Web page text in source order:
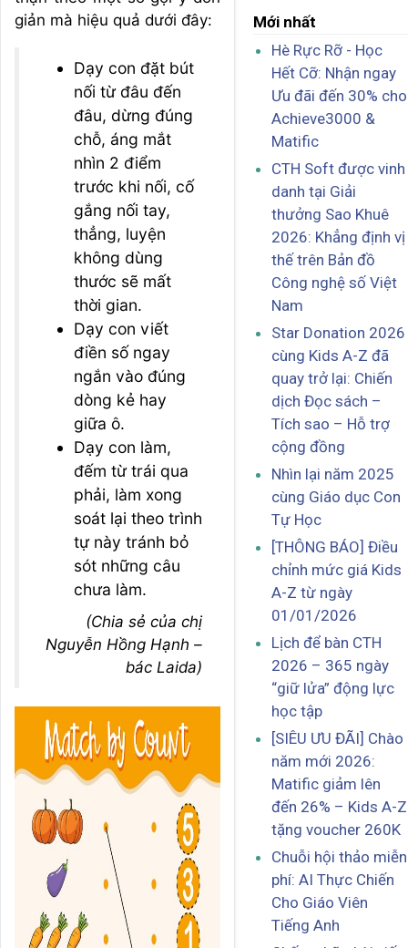
giản mà hiệu quả dưới đây:
Dạy con đặt bút
nối từ đâu đến
đâu, dừng đúng
chỗ, áng mắt
nhìn 2 điểm
trước khi nối, cố
gắng nối tay,
thẳng, luyện
không dùng
thước sẽ mất
thời gian.
Dạy con viết
điền số ngay
ngắn vào đúng
dòng kẻ hay
giữa ô.
Dạy con làm,
đếm từ trái qua
phải, làm xong
soát lại theo trình
tự này tránh bỏ
sót những câu
chưa làm.
(Chia sẻ của chị
Nguyễn Hồng Hạnh –
bác Laida)
Mới nhất
Hè Rực Rỡ - Học
Hết Cỡ: Nhận ngay
Ưu đãi đến 30% cho
Achieve3000 &
Matific
CTH Soft được vinh
danh tại Giải
thưởng Sao Khuê
2026: Khẳng định vị
thế trên Bản đồ
Công nghệ số Việt
Nam
Star Donation 2026
cùng Kids A-Z đã
quay trở lại: Chiến
dịch Đọc sách –
Tích sao – Hỗ trợ
cộng đồng
Nhìn lại năm 2025
cùng Giáo dục Con
Tự Học
[THÔNG BÁO] Điều
chỉnh mức giá Kids
A-Z từ ngày
01/01/2026
Lịch để bàn CTH
2026 – 365 ngày
“giữ lửa” động lực
học tập
[SIÊU ƯU ĐÃI] Chào
năm mới 2026:
Matific giảm lên
đến 26% – Kids A-Z
tặng voucher 260K
Chuỗi hội thảo miễn
phí: AI Thực Chiến
Cho Giáo Viên
Tiếng Anh